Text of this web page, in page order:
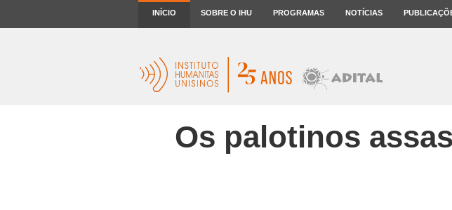
INÍCIO SOBRE O IHU PROGRAMAS NOTÍCIAS
Os palotinos